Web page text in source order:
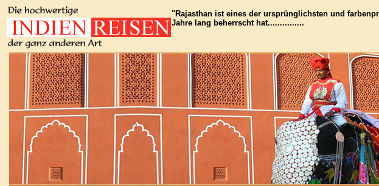
"Rajasthan ist eines der ursprünglichsten und
Jahre lang beherrscht hat...............